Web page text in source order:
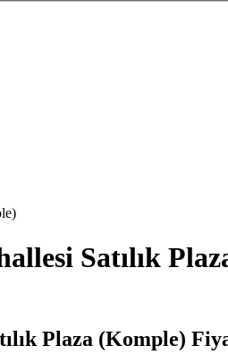
Satılık
Plaza (Komple)